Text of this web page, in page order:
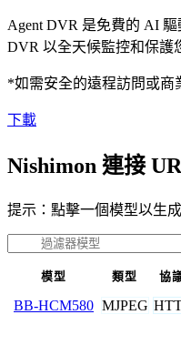
Agent DVR 是免費的 AI
DVR 以全天候監控和保護
*如需安全的遠程訪問或商
下載
Nishimon 連接
提示：點擊一個模型以生
模型 類型 協
BB-HCM580 MJPEG